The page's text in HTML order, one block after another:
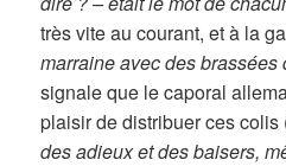
très vite au courant, et à la
marraine avec des brassées
signale que le caporal
plaisir de distribuer ces
des adieux et des baisers,